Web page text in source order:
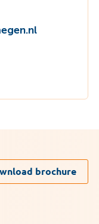
brochure